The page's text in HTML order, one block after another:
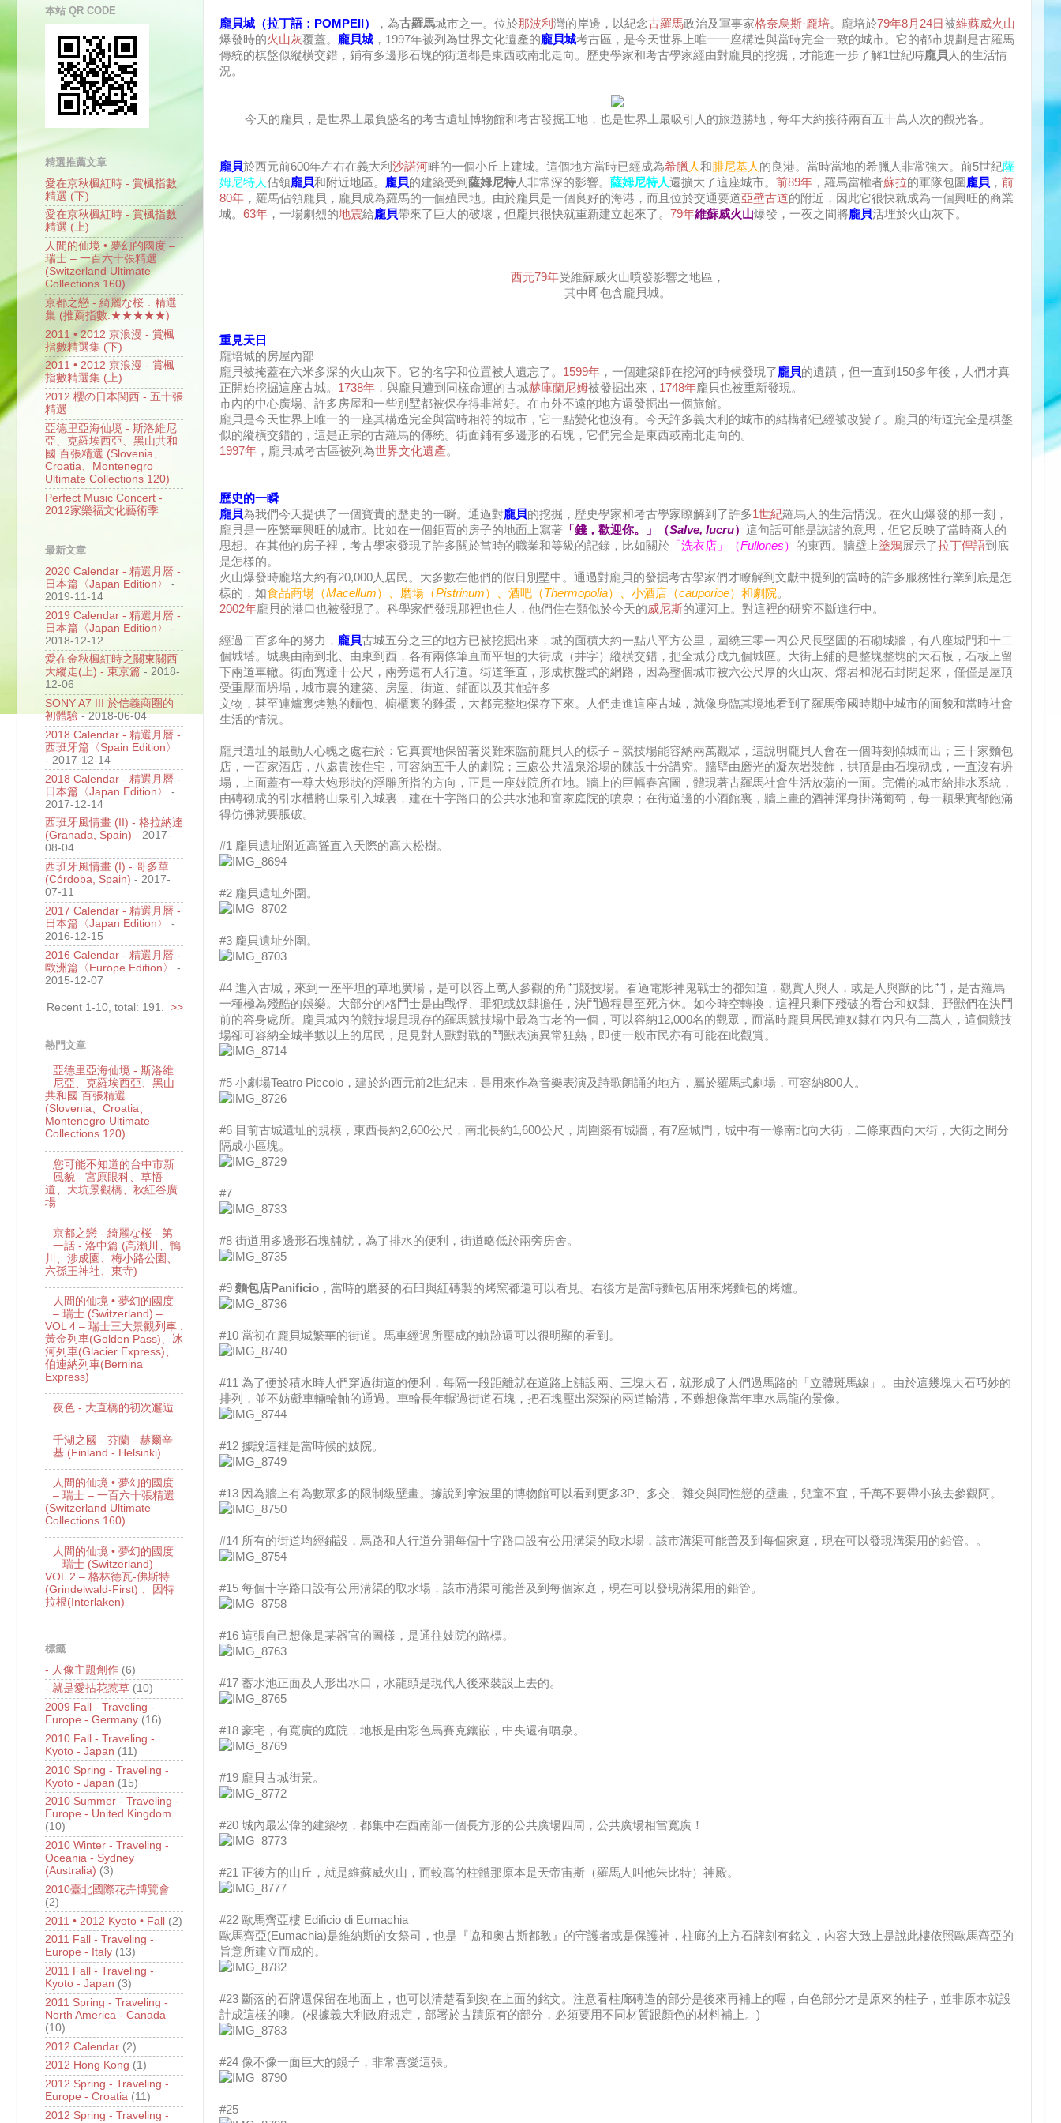
龐貝城（拉丁語：POMPEII） ，為古羅馬城市之一。位於那波利 灣的岸邊，以紀念古羅馬政治及軍事家格奈烏斯·龐培。龐培於79年8月24日被維蘇威火山
爆發時的火山灰覆蓋。 龐貝城 ，1997年被列為世界文化遺產的龐貝城考古區，是今天世界上唯一一座構造與當時完全一致的城市。它的都市規劃是古羅馬
傳統的棋盤似縱橫交錯，鋪有多邊形石塊的街道都是東西或南北走向。歷史學家和考古學家經由對龐貝的挖掘，才能進一步了解1世紀時龐貝 人的生活情
況。
今天的龐貝，是世界上最負盛名的考古遺址博物館和考古發掘工地，也是世界上最吸引人的旅遊勝地，每年大約接待兩百五十萬人次的觀光客。
龐貝於西元前600年左右在義大利 沙諾河畔的一個小丘上建城。這個地方當時已經成為希臘 人和腓尼基人 的良港。當時當地的希臘人非常強大。前5世紀薩
姆尼特人佔領龐貝和附近地區。 龐貝的建築受到 薩姆尼特人非常深的影響。 薩姆尼特人還擴大了這座城市。 前89年 ，羅馬當權者蘇拉的軍隊包圍 龐貝 ， 前
80年 ，羅馬佔領龐貝，龐貝成為羅馬的一個殖民地。由於龐貝是一個良好的海港，而且位於交通要道亞壁古道的附近，因此它很快就成為一個興旺的商業
城。 63年 ，一場劇烈的地震給龐貝帶來了巨大的破壞，但龐貝很快就重新建立起來了。 79年維蘇威火山爆發，一夜之間將龐貝活埋於火山灰下。
西元79年受維蘇威火山噴發影響之地區，
其中即包含龐貝城。
重見天日
龐培城的房屋內部
龐貝被掩蓋在六米多深的火山灰下。它的名字和位置被人遺忘了。 1599年 ，一個建築師在挖河的時候發現了龐貝的遺蹟，但一直到150多年後，人們才真
正開始挖掘這座古城。 1738年 ，與龐貝遭到同樣命運的古城赫庫蘭尼姆被發掘出來， 1748年龐貝也被重新發現。
市內的中心廣場、許多房屋和一些別墅都被保存得非常好。在市外不遠的地方還發掘出一個旅館。
龐貝是今天世界上唯一的一座其構造完全與當時相符的城市，它一點變化也沒有。今天許多義大利的城市的結構都已經被改變了。龐貝的街道完全是棋盤
似的縱橫交錯的，這是正宗的古羅馬的傳統。街面鋪有多邊形的石塊，它們完全是東西或南北走向的。
1997年 ，龐貝城考古區被列為世界文化遺產。
歷史的一瞬
龐貝為我們今天提供了一個寶貴的歷史的一瞬。通過對龐貝的挖掘，歷史學家和考古學家瞭解到了許多1世紀羅馬人的生活情況。在火山爆發的那一刻，
龐貝是一座繁華興旺的城市。比如在一個鉅賈的房子的地面上寫著 「錢，歡迎你。」（Salve, lucru） 這句話可能是詼諧的意思，但它反映了當時商人的
思想。在其他的房子裡，考古學家發現了許多關於當時的職業和等級的記錄，比如關於 「洗衣店」（Fullones） 的東西。牆壁上塗鴉展示了拉丁俚語到底
是怎樣的。
火山爆發時龐培大約有20,000人居民。大多數在他們的假日別墅中。通過對龐貝的發掘考古學家們才瞭解到文獻中提到的當時的許多服務性行業到底是怎
樣的，如食品商場（Macellum）、磨場（Pistrinum）、酒吧（Thermopolia）、小酒店（cauporioe）和劇院。
2002年龐貝的港口也被發現了。科學家們發現那裡也住人，他們住在類似於今天的威尼斯的運河上。對這裡的研究不斷進行中。
經過二百多年的努力， 龐貝古城五分之三的地方已被挖掘出來，城的面積大約一點八平方公里，圍繞三零一四公尺長堅固的石砌城牆，有八座城門和十二
個城塔。城裏由南到北、由東到西，各有兩條筆直而平坦的大街成（井字）縱橫交錯，把全城分成九個城區。大街上鋪的是整塊整塊的大石板，石板上留
下兩道車轍。街面寬達十公尺，兩旁還有人行道。街道筆直，形成棋盤式的網路，因為整個城市被六公尺厚的火山灰、熔岩和泥石封閉起來，僅僅是屋頂
受重壓而坍塌，城市裏的建築、房屋、街道、鋪面以及其他許多
文物，甚至連爐裏烤熟的麵包、櫥櫃裏的雞蛋，大都完整地保存下來。人們走進這座古城，就像身臨其境地看到了羅馬帝國時期中城市的面貌和當時社會
生活的情況。
龐貝遺址的最動人心魄之處在於：它真實地保留著災難來臨前龐貝人的樣子－競技場能容納兩萬觀眾，這說明龐貝人會在一個時刻傾城而出；三十家麵包
店，一百家酒店，八處貴族住宅，可容納五千人的劇院；三處公共溫泉浴場的陳設十分講究。牆壁由磨光的凝灰岩裝飾，拱頂是由石塊砌成，一直沒有坍
塌，上面蓋有一尊大炮形狀的浮雕所指的方向，正是一座妓院所在地。牆上的巨幅春宮圖，體現著古羅馬社會生活放蕩的一面。完備的城市給排水系統，
由磚砌成的引水槽將山泉引入城裏，建在十字路口的公共水池和富家庭院的噴泉；在街道邊的小酒館裏，牆上畫的酒神渾身掛滿葡萄，每一顆果實都飽滿
得仿佛就要脹破。
#1 龐貝遺址附近高聳直入天際的高大松樹。
#2 龐貝遺址外圍。
#3 龐貝遺址外圍。
#4 進入古城，來到一座平坦的草地廣場，是可以容上萬人參觀的角鬥競技場。看過電影神鬼戰士的都知道，觀賞人與人，或是人與獸的比鬥，是古羅馬
一種極為殘酷的娛樂。大部分的格鬥士是由戰俘、罪犯或奴隸擔任，決鬥過程是至死方休。如今時空轉換，這裡只剩下殘破的看台和奴隸、野獸們在決鬥
前的容身處所。龐貝城內的競技場是現存的羅馬競技場中最為古老的一個，可以容納12,000名的觀眾，而當時龐貝居民連奴隸在內只有二萬人，這個競技
場卻可容納全城半數以上的居民，足見對人獸對戰的鬥獸表演異常狂熱，即使一般市民亦有可能在此觀賞。
#5 小劇場Teatro Piccolo，建於約西元前2世紀末，是用來作為音樂表演及詩歌朗誦的地方，屬於羅馬式劇場，可容納800人。
#6 目前古城遺址的規模，東西長約2,600公尺，南北長約1,600公尺，周圍築有城牆，有7座城門，城中有一條南北向大街，二條東西向大街，大街之間分
隔成小區塊。
#7
#8 街道用多邊形石塊舖就，為了排水的便利，街道略低於兩旁房舍。
#9 麵包店Panificio ，當時的磨麥的石臼與紅磚製的烤窯都還可以看見。右後方是當時麵包店用來烤麵包的烤爐。
#10 當初在龐貝城繁華的街道。馬車經過所壓成的軌跡還可以很明顯的看到。
#11 為了便於積水時人們穿過街道的便利，每隔一段距離就在道路上舖設兩、三塊大石，就形成了人們過馬路的「立體斑馬線」。由於這幾塊大石巧妙的
排列，並不妨礙車輛輪軸的通過。車輪長年輾過街道石塊，把石塊壓出深深的兩道輪溝，不難想像當年車水馬龍的景像。
#12 據說這裡是當時候的妓院。
#13 因為牆上有為數眾多的限制級壁畫。據說到拿波里的博物館可以看到更多3P、多交、雜交與同性戀的壁畫，兒童不宜，千萬不要帶小孩去參觀阿。
#14 所有的街道均經鋪設，馬路和人行道分開每個十字路口設有公用溝渠的取水場，該市溝渠可能普及到每個家庭，現在可以發現溝渠用的鉛管。。
#15 每個十字路口設有公用溝渠的取水場，該市溝渠可能普及到每個家庭，現在可以發現溝渠用的鉛管。
#16 這張自己想像是某器官的圖樣，是通往妓院的路標。
#17 蓄水池正面及人形出水口，水龍頭是現代人後來裝設上去的。
#18 豪宅，有寬廣的庭院，地板是由彩色馬賽克鑲嵌，中央還有噴泉。
#19 龐貝古城街景。
#20 城內最宏偉的建築物，都集中在西南部一個長方形的公共廣場四周，公共廣場相當寬廣！
#21 正後方的山丘，就是維蘇威火山，而較高的柱體那原本是天帝宙斯（羅馬人叫他朱比特）神殿。
#22 歐馬齊亞樓 Edificio di Eumachia
歐馬齊亞(Eumachia)是維納斯的女祭司，也是『協和奧古斯都教』的守護者或是保護神，柱廊的上方石牌刻有銘文，內容大致上是說此樓依照歐馬齊亞的
旨意所建立而成的。
#23 斷落的石牌還保留在地面上，也可以清楚看到刻在上面的銘文。注意看柱廊磚造的部分是後來再補上的喔，白色部分才是原來的柱子，並非原本就設
計成這樣的噢。(根據義大利政府規定，部署於古蹟原有的部分，必須要用不同材質跟顏色的材料補上。)
#24 像不像一面巨大的鏡子，非常喜愛這張。
#25
本站 QR CODE
精選推薦文章
愛在京秋楓紅時 - 賞楓指數
精選 (下)
愛在京秋楓紅時 - 賞楓指數
精選 (上)
人間的仙境 • 夢幻的國度 –
瑞士 – 一百六十張精選
(Switzerland Ultimate
Collections 160)
京都之戀 - 綺麗な桜．精選
集 (推薦指數:★★★★★)
2011 • 2012 京浪漫 - 賞楓
指數精選集 (下)
2011 • 2012 京浪漫 - 賞楓
指數精選集 (上)
2012 櫻の日本関西 - 五十張
精選
亞德里亞海仙境 - 斯洛維尼
亞、克羅埃西亞、黑山共和
國 百張精選 (Slovenia、
Croatia、Montenegro
Ultimate Collections 120)
Perfect Music Concert -
2012家樂福文化藝術季
最新文章
2020 Calendar - 精選月曆 -
日本篇〈Japan Edition〉
-
2019-11-14
2019 Calendar - 精選月曆 -
日本篇〈Japan Edition〉
-
2018-12-12
愛在金秋楓紅時之關東關西
大縱走(上) - 東京篇 - 2018-
12-06
SONY A7 III 於信義商圈的
初體驗- 2018-06-04
2018 Calendar - 精選月曆 -
西班牙篇〈Spain Edition〉
- 2017-12-14
2018 Calendar - 精選月曆 -
日本篇〈Japan Edition〉
-
2017-12-14
西班牙風情畫 (II) - 格拉納達
(Granada, Spain) - 2017-
08-04
西班牙風情畫 (I) - 哥多華
(Córdoba, Spain) - 2017-
07-11
2017 Calendar - 精選月曆 -
日本篇〈Japan Edition〉
-
2016-12-15
2016 Calendar - 精選月曆 -
歐洲篇〈Europe Edition〉
-
2015-12-07
Recent 1-10, total: 191. >>
熱門文章
亞德里亞海仙境 - 斯洛維
尼亞、克羅埃西亞、黑山
共和國 百張精選
(Slovenia、Croatia、
Montenegro Ultimate
Collections 120)
您可能不知道的台中市新
風貌 - 宮原眼科、草悟
道、大坑景觀橋、秋紅谷廣
場
京都之戀 - 綺麗な桜 - 第
一話 - 洛中篇 (高瀨川、鴨
川、涉成園、梅小路公園、
六孫王神社、東寺)
人間的仙境 • 夢幻的國度
– 瑞士 (Switzerland) –
VOL 4 – 瑞士三大景觀列車 :
黃金列車(Golden Pass)、冰
河列車(Glacier Express)、
伯連納列車(Bernina
Express)
夜色 - 大直橋的初次邂逅
千湖之國 - 芬蘭 - 赫爾辛
基 (Finland - Helsinki)
人間的仙境 • 夢幻的國度
– 瑞士 – 一百六十張精選
(Switzerland Ultimate
Collections 160)
人間的仙境 • 夢幻的國度
– 瑞士 (Switzerland) –
VOL 2 – 格林德瓦-佛斯特
(Grindelwald-First) 、因特
拉根(Interlaken)
標籤
- 人像主題創作 (6)
- 就是愛拈花惹草 (10)
2009 Fall - Traveling -
Europe - Germany (16)
2010 Fall - Traveling -
Kyoto - Japan (11)
2010 Spring - Traveling -
Kyoto - Japan (15)
2010 Summer - Traveling -
Europe - United Kingdom
(10)
2010 Winter - Traveling -
Oceania - Sydney
(Australia) (3)
2010臺北國際花卉博覽會
(2)
2011 • 2012 Kyoto • Fall (2)
2011 Fall - Traveling -
Europe - Italy (13)
2011 Fall - Traveling -
Kyoto - Japan (3)
2011 Spring - Traveling -
North America - Canada
(10)
2012 Calendar (2)
2012 Hong Kong (1)
2012 Spring - Traveling -
Europe - Croatia (11)
2012 Spring - Traveling -